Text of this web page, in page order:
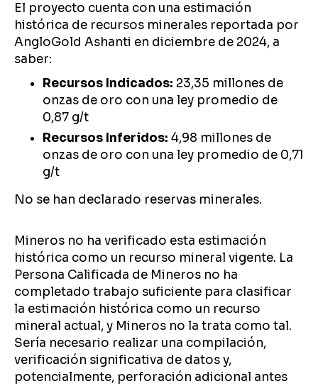
El proyecto cuenta con una estimación
histórica de recursos minerales reportada por
AngloGold Ashanti en diciembre de 2024, a
saber:
Recursos Indicados: 23,35 millones de
onzas de oro con una ley promedio de
0,87 g/t
Recursos Inferidos: 4,98 millones de
onzas de oro con una ley promedio de 0,71
g/t
No se han declarado reservas minerales.
Mineros no ha verificado esta estimación
histórica como un recurso mineral vigente. La
Persona Calificada de Mineros no ha
completado trabajo suficiente para clasificar
la estimación histórica como un recurso
mineral actual, y Mineros no la trata como tal.
Sería necesario realizar una compilación,
verificación significativa de datos y,
potencialmente, perforación adicional antes